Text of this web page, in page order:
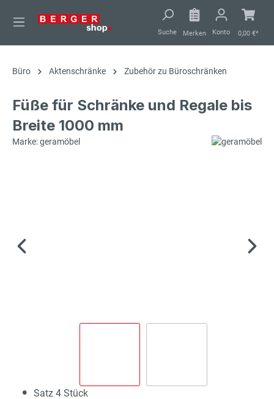
springen
Suche Merken Konto 0,00 €*
Büro Aktenschränke Zubehör zu Büroschränken
Füße für Schränke und Regale bis
Breite 1000 mm
Marke: geramöbel
Satz 4 Stück